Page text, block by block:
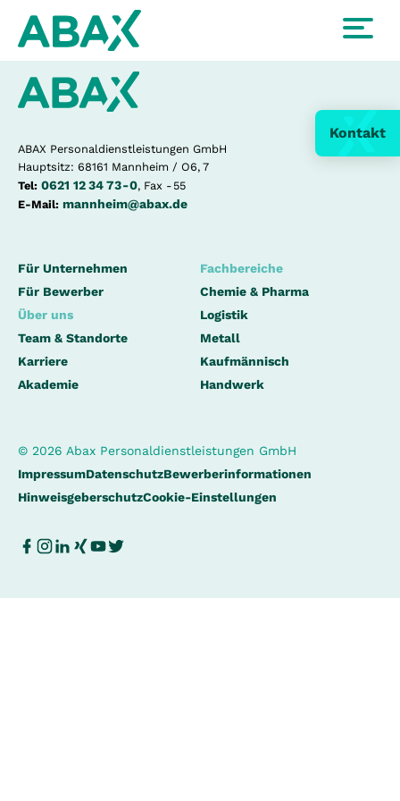
Kontakt
ABAX Personaldienstleistungen GmbH
Hauptsitz: 68161 Mannheim / O6, 7
Tel: 0621 12 34 73 - 0, Fax - 55
E-Mail: mannheim@abax.de
Für Unternehmen
Für Bewerber
Über uns
Team & Standorte
Karriere
Akademie
Fachbereiche
Chemie & Pharma
Logistik
Metall
Kaufmännisch
Handwerk
© 2026 Abax Personaldienstleistungen GmbH
ImpressumDatenschutzBewerberinformationen
HinweisgeberschutzCookie-Einstellungen